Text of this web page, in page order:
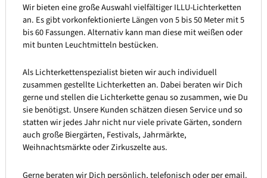
Wir bieten eine große Auswahl vielfältiger ILLU-Lichterketten
an. Es gibt vorkonfektionierte Längen von 5 bis 50 Meter mit 5
bis 60 Fassungen. Alternativ kann man diese mit weißen oder
mit bunten Leuchtmitteln bestücken.
Als Lichterkettenspezialist bieten wir auch individuell
zusammen gestellte Lichterketten an. Dabei beraten wir Dich
gerne und stellen die Lichterkette genau so zusammen, wie Du
sie benötigst. Unsere Kunden schätzen diesen Service und so
statten wir jedes Jahr nicht nur viele private Gärten, sondern
auch große Biergärten, Festivals, Jahrmärkte,
Weihnachtsmärkte oder Zirkuszelte aus.
Gerne beraten wir Dich persönlich, telefonisch oder per email.